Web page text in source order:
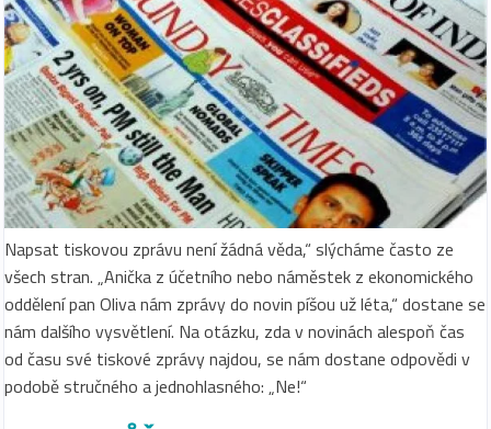
Napsat tiskovou zprávu není žádná věda,“ slýcháme často ze
všech stran. „Anička z účetního nebo náměstek z ekonomického
oddělení pan Oliva nám zprávy do novin píšou už léta,“ dostane se
nám dalšího vysvětlení. Na otázku, zda v novinách alespoň čas
od času své tiskové zprávy najdou, se nám dostane odpovědi v
podobě stručného a jednohlasného: „Ne!“